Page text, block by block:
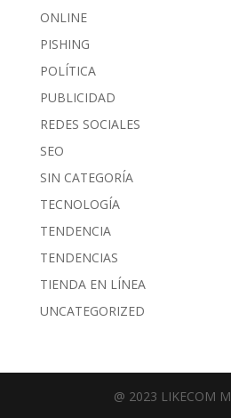
ONLINE
PISHING
POLÍTICA
PUBLICIDAD
REDES SOCIALES
SEO
SIN CATEGORÍA
TECNOLOGÍA
TENDENCIA
TENDENCIAS
TIENDA EN LÍNEA
UNCATEGORIZED
@ 2023 LIKECOM